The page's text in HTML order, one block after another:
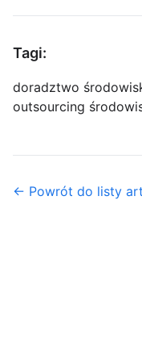
Tagi:
doradztwo
outsourcing
← Powrót do listy